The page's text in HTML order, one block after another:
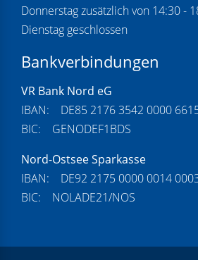
Donnerstag zusätzlich von 14:30 -
Dienstag geschlossen
Bankverbindungen
VR Bank Nord eG
IBAN: DE85 2176 3542 0000
BIC: GENODEF1BDS
Nord-Ostsee Sparkasse
IBAN: DE92 2175 0000 0014
BIC: NOLADE21/NOS